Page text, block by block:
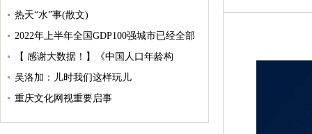
热天“水”事(散文)
2022年上半年全国GDP100强城市已经全部
出炉：
【 感谢大数据！】《中国人口年龄构
成！》
吴洛加：儿时我们这样玩儿
重庆文化网视重要启事